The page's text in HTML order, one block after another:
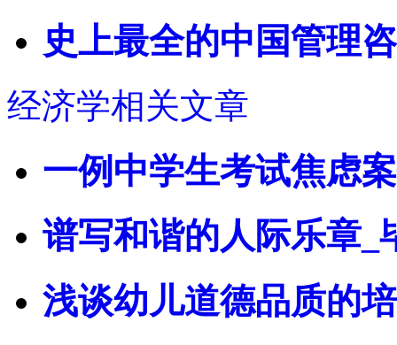
史上最全的中国管理
经济学相关文章
一例中学生考试焦虑
谱写和谐的人际乐章_
浅谈幼儿道德品质的